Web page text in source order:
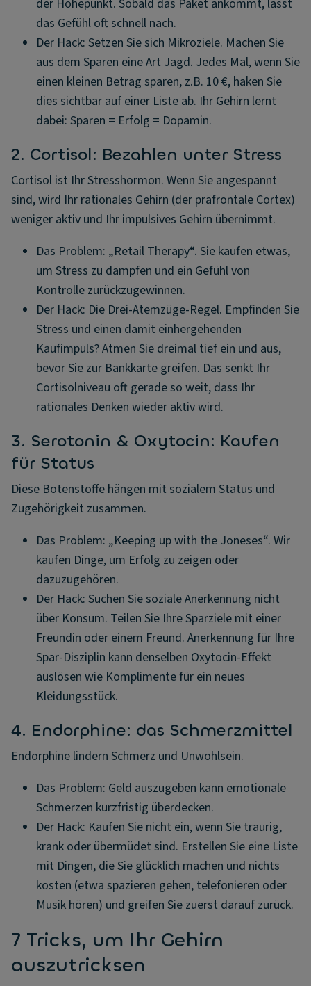
der Höhepunkt. Sobald das Paket ankommt, lässt
das Gefühl oft schnell nach.
Der Hack: Setzen Sie sich Mikroziele. Machen Sie
aus dem Sparen eine Art Jagd. Jedes Mal, wenn Sie
einen kleinen Betrag sparen, z.B. 10 €, haken Sie
dies sichtbar auf einer Liste ab. Ihr Gehirn lernt
dabei: Sparen = Erfolg = Dopamin.
2. Cortisol: Bezahlen unter Stress
Cortisol ist Ihr Stresshormon. Wenn Sie angespannt
sind, wird Ihr rationales Gehirn (der präfrontale Cortex)
weniger aktiv und Ihr impulsives Gehirn übernimmt.
Das Problem: „Retail Therapy“. Sie kaufen etwas,
um Stress zu dämpfen und ein Gefühl von
Kontrolle zurückzugewinnen.
Der Hack: Die Drei-Atemzüge-Regel. Empfinden Sie
Stress und einen damit einhergehenden
Kaufimpuls? Atmen Sie dreimal tief ein und aus,
bevor Sie zur Bankkarte greifen. Das senkt Ihr
Cortisolniveau oft gerade so weit, dass Ihr
rationales Denken wieder aktiv wird.
3. Serotonin & Oxytocin: Kaufen
für Status
Diese Botenstoffe hängen mit sozialem Status und
Zugehörigkeit zusammen.
Das Problem: „Keeping up with the Joneses“. Wir
kaufen Dinge, um Erfolg zu zeigen oder
dazuzugehören.
Der Hack: Suchen Sie soziale Anerkennung nicht
über Konsum. Teilen Sie Ihre Sparziele mit einer
Freundin oder einem Freund. Anerkennung für Ihre
Spar-Disziplin kann denselben Oxytocin-Effekt
auslösen wie Komplimente für ein neues
Kleidungsstück.
4. Endorphine: das Schmerzmittel
Endorphine lindern Schmerz und Unwohlsein.
Das Problem: Geld auszugeben kann emotionale
Schmerzen kurzfristig überdecken.
Der Hack: Kaufen Sie nicht ein, wenn Sie traurig,
krank oder übermüdet sind. Erstellen Sie eine Liste
mit Dingen, die Sie glücklich machen und nichts
kosten (etwa spazieren gehen, telefonieren oder
Musik hören) und greifen Sie zuerst darauf zurück.
7 Tricks, um Ihr Gehirn
auszutricksen